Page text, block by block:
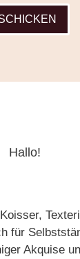
Hallo!
für
Akquise